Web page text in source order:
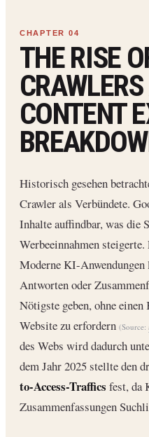
THE RISE
CONTENT
Historisch gesehen
Crawler als Verbündete.
Inhalte auffindbar, was die
Werbeeinnahmen
Moderne KI-
Antworten oder
Nötigste geben, ohne
Website zu erfordern (Source:
des Webs wird dadurch
dem Jahr 2025 stellte den
to-Access-Traffics fest, da
Zusammenfassungen